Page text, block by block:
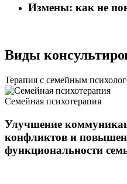
Измены: как не
Виды
Терапия с семейным
Семейная психотерапия
Улучшение
конфликтов и
функциональности